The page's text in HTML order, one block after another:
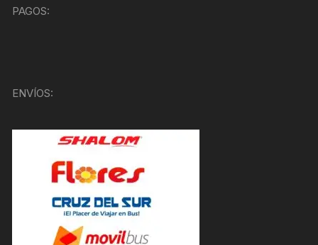
PAGOS:
ENVÍOS: